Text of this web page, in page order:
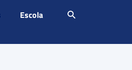
Escola